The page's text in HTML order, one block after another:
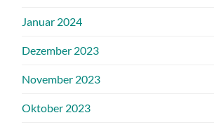
Januar 2024
Dezember 2023
November 2023
Oktober 2023